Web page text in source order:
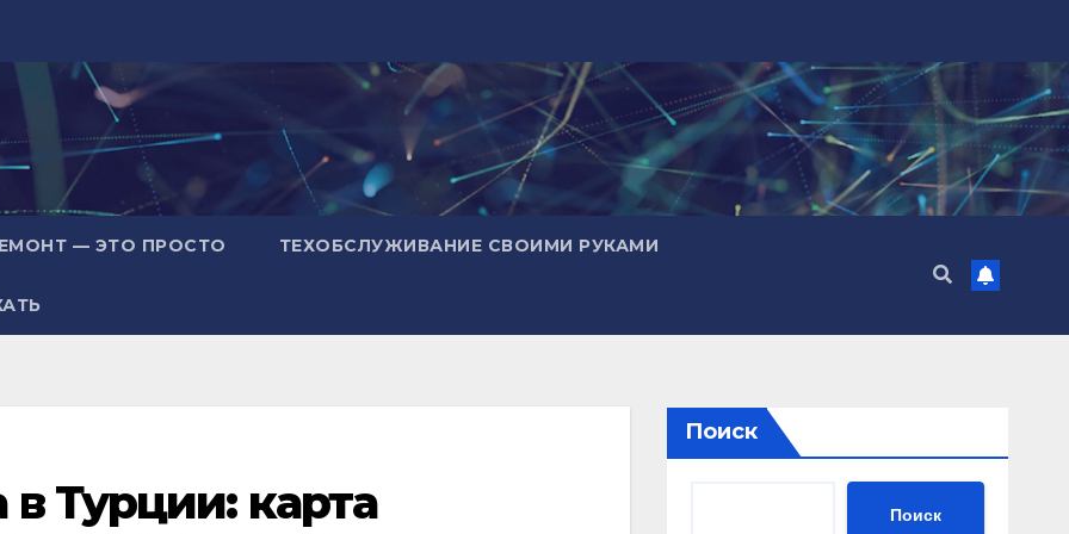
— ЭТО ПРОСТО ТЕХОБСЛУЖИВАНИЕ СВОИМИ РУКАМИ
Турции: карта
Поиск
Поиск